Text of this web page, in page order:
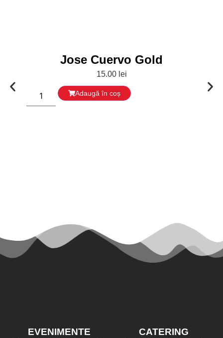
Jose Cuervo Gold
15.00 lei
Adaugă în coș
EVENIMENTE CATERING